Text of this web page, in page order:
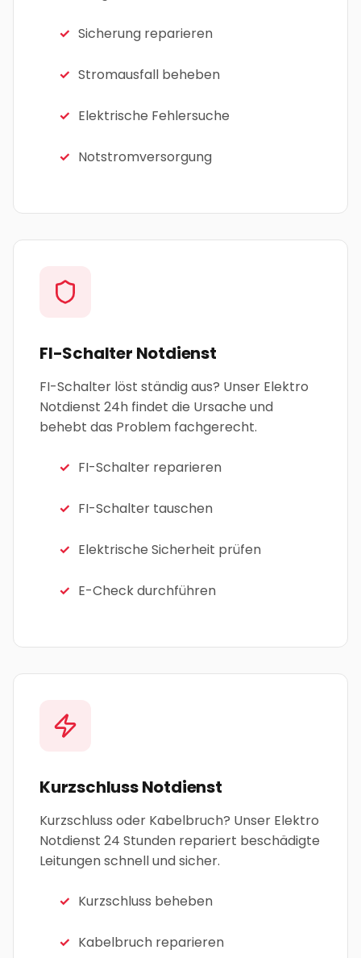
Sicherung reparieren
Stromausfall beheben
Elektrische Fehlersuche
Notstromversorgung
FI-Schalter Notdienst
FI-Schalter löst ständig aus? Unser Elektro
Notdienst 24h findet die Ursache und
behebt das Problem fachgerecht.
FI-Schalter reparieren
FI-Schalter tauschen
Elektrische Sicherheit prüfen
E-Check durchführen
Kurzschluss Notdienst
Kurzschluss oder Kabelbruch? Unser Elektro
Notdienst 24 Stunden repariert beschädigte
Leitungen schnell und sicher.
Kurzschluss beheben
Kabelbruch reparieren